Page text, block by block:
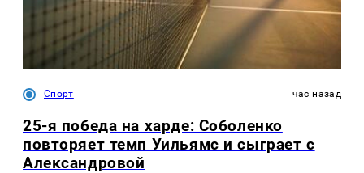
Спорт час назад
25-я победа на харде: Соболенко
повторяет темп Уильямс и сыграет с
Александровой